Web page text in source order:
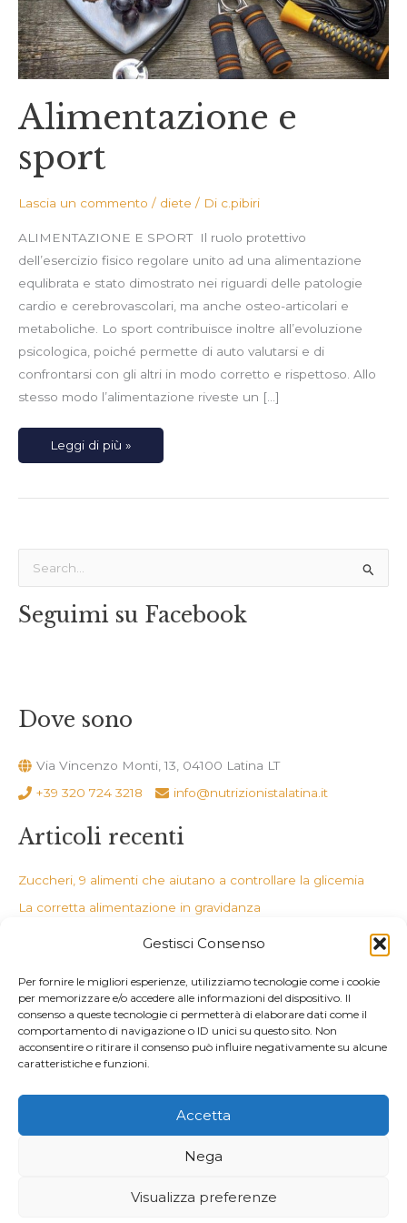
Gestisci Consenso
Per fornire le migliori esperienze, utilizziamo tecnologie come i cookie
per memorizzare e/o accedere alle informazioni del dispositivo. Il
consenso a queste tecnologie ci permetterà di elaborare dati come il
comportamento di navigazione o ID unici su questo sito. Non
acconsentire o ritirare il consenso può influire negativamente su alcune
caratteristiche e funzioni.
Accetta
Nega
Visualizza preferenze
Alimentazione e
sport
Lascia un commento / diete / Di c.pibiri
ALIMENTAZIONE E SPORT Il ruolo protettivo
dell’esercizio fisico regolare unito ad una alimentazione
equlibrata e stato dimostrato nei riguardi delle patologie
cardio e cerebrovascolari, ma anche osteo-articolari e
metaboliche. Lo sport contribuisce inoltre all’evoluzione
psicologica, poiché permette di auto valutarsi e di
confrontarsi con gli altri in modo corretto e rispettoso. Allo
stesso modo l’alimentazione riveste un […]
Leggi di più »
rSeguimi su Facebook
Dove sono
Via Vincenzo Monti, 13, 04100 Latina LT
+39 320 724 3218
info@nutrizionistalatina.it
Articoli recenti
Zuccheri, 9 alimenti che aiutano a controllare la glicemia
La corretta alimentazione in gravidanza
Il potere degli estratti
Dieci alternative alla farina 00
Commenti recenti
Copyright © 2026 Nutrizionista A Latina Dott. Carlotta Pibiri |
Dichiarazione sulla Privacy